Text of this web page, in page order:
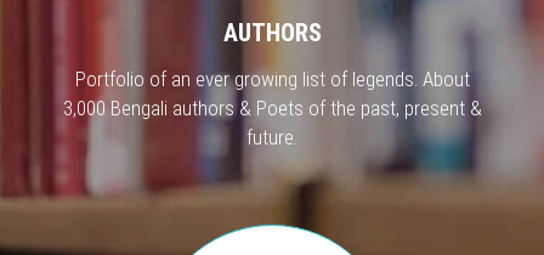
AUTHORS
Portfolio of an ever growing list of legends. About
3,000 Bengali authors & Poets of the past, present &
future.